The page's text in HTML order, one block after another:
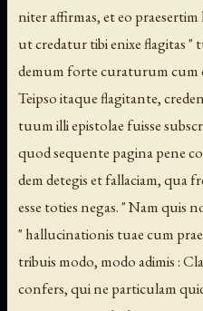
niter affirmas, et eo
ut credatur tibi enixe flagitas "
demum forte curaturum cum
Teipso itaque flagitante,
tuum illi epistolae fuisse
quod sequente pagina pene
dem detegis et fallaciam, qua
esse toties negas. " Nam quis
" hallucinationis tuae cum
tribuis modo, modo adimis :
confers, qui ne particulam